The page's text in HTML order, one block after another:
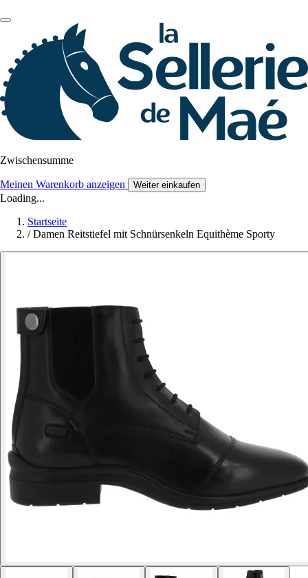
Zwischensumme
Meinen Warenkorb anzeigen Weiter einkaufen
Loading...
Startseite
/ Damen Reitstiefel mit Schnürsenkeln Equithème Sporty